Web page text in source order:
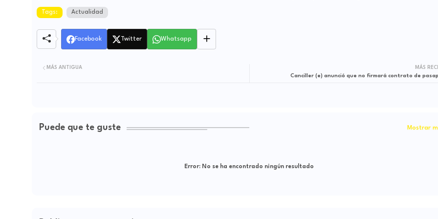
Tags: Actualidad
Facebook Twitter Whatsapp
MÁS
Canciller (e) anunció que no firmará contrato de
MÁS ANTIGUA
Puede que te guste Mostrar
Error: No se ha encontrado ningún resultado